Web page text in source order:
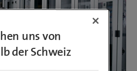
uns von
der Schweiz